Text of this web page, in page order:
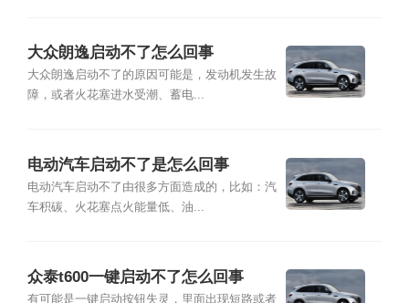
大众朗逸启动不了怎么回事
大众朗逸启动不了的原因可能是，发动机发生故
障，或者火花塞进水受潮、蓄电...
电动汽车启动不了是怎么回事
电动汽车启动不了由很多方面造成的，比如：汽
车积碳、火花塞点火能量低、油...
众泰t600一键启动不了怎么回事
有可能是一键启动按钮失灵，里面出现短路或者